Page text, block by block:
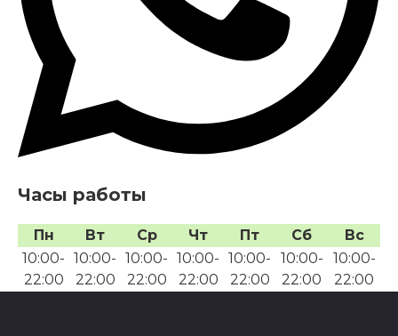
Часы работы
Пн Вт Ср Чт Пт Сб
Вс
10:00-
22:00
10:00-
22:00
10:00-
22:00
10:00-
22:00
10:00-
22:00
10:00-
22:00
10:00-
22:00